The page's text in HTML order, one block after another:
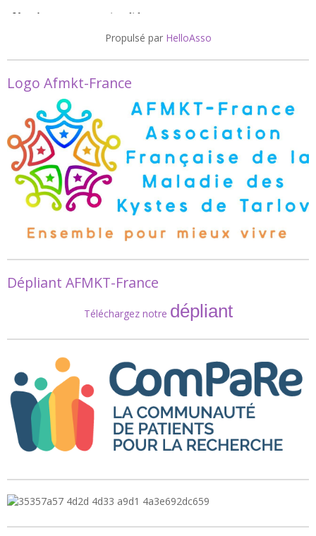
Propulsé par HelloAsso
Logo Afmkt-France
Dépliant AFMKT-France
Téléchargez notre dépliant